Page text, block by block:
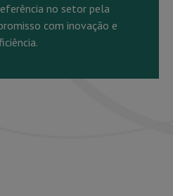
no setor pela
com inovação e